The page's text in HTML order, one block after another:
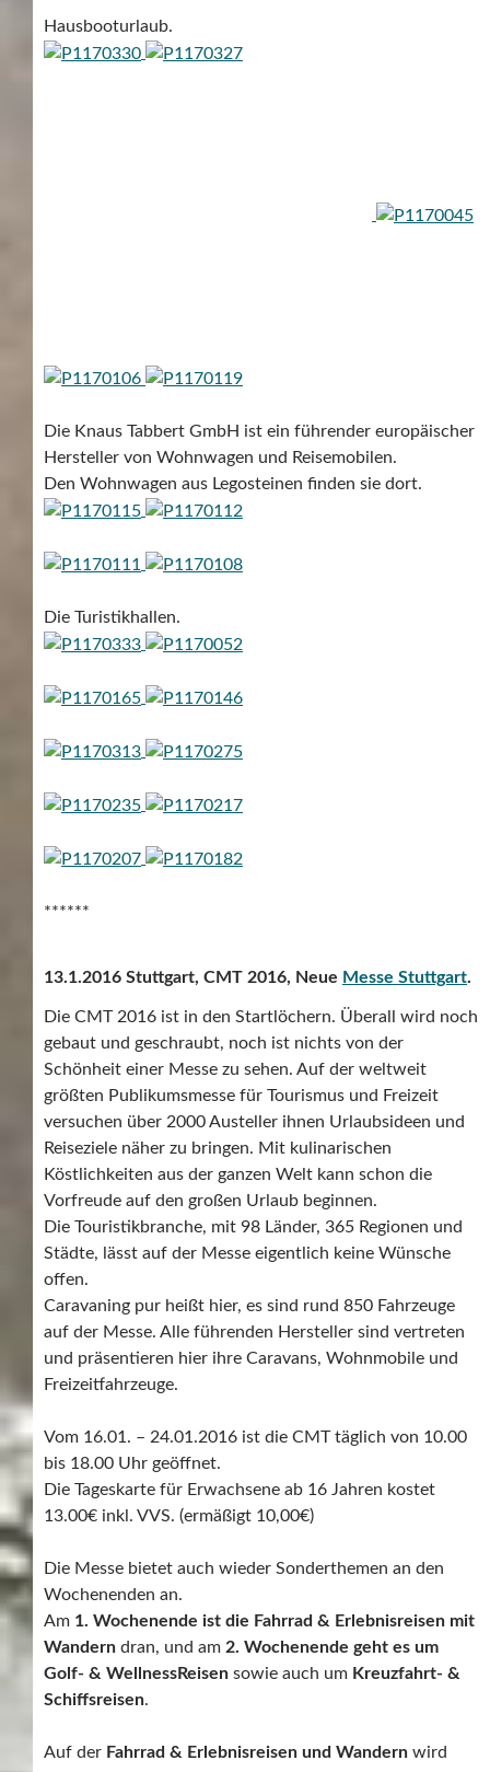
Hausbooturlaub.
Die Knaus Tabbert GmbH ist ein führender europäischer
Hersteller von Wohnwagen und Reisemobilen.
Den Wohnwagen aus Legosteinen finden sie dort.
Die Turistikhallen.
******
13.1.2016 Stuttgart, CMT 2016, Neue Messe Stuttgart.
Die CMT 2016 ist in den Startlöchern. Überall wird noch
gebaut und geschraubt, noch ist nichts von der
Schönheit einer Messe zu sehen. Auf der weltweit
größten Publikumsmesse für Tourismus und Freizeit
versuchen über 2000 Austeller ihnen Urlaubsideen und
Reiseziele näher zu bringen. Mit kulinarischen
Köstlichkeiten aus der ganzen Welt kann schon die
Vorfreude auf den großen Urlaub beginnen.
Die Touristikbranche, mit 98 Länder, 365 Regionen und
Städte, lässt auf der Messe eigentlich keine Wünsche
offen.
Caravaning pur heißt hier, es sind rund 850 Fahrzeuge
auf der Messe. Alle führenden Hersteller sind vertreten
und präsentieren hier ihre Caravans, Wohnmobile und
Freizeitfahrzeuge.
Vom 16.01. – 24.01.2016 ist die CMT täglich von 10.00
bis 18.00 Uhr geöffnet.
Die Tageskarte für Erwachsene ab 16 Jahren kostet
13.00€ inkl. VVS. (ermäßigt 10,00€)
Die Messe bietet auch wieder Sonderthemen an den
Wochenenden an.
Am 1. Wochenende ist die Fahrrad & Erlebnisreisen mit
Wandern dran, und am 2. Wochenende geht es um
Golf- & WellnessReisen sowie auch um Kreuzfahrt- &
Schiffsreisen.
Auf der Fahrrad & Erlebnisreisen und Wandern wird